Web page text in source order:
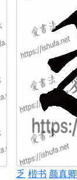
乏 楷书 颜真卿